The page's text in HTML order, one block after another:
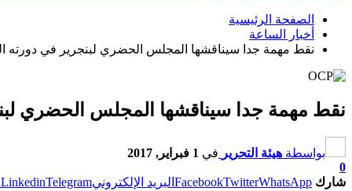
الصفحة الرئيسية
أخبار الساعة
نقط مهمة جدا سيناقشها المجلس الحضري لبنجرير في دورته
نقط مهمة جدا سيناقشها المجلس الحضري
بواسطة هيئة التحرير في 1 فبراير, 2017
0
شارك
FacebookTwitterWhatsApp البريد الإلكتروني LinkedinTelegram